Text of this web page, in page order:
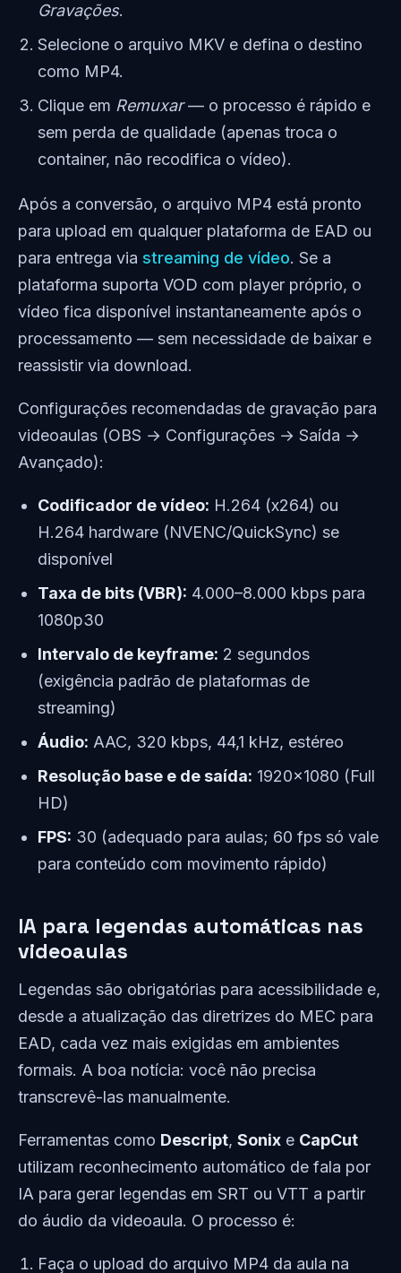
Gravações.
Selecione o arquivo MKV e defina o destino
como MP4.
Clique em Remuxar— o processo é rápido e
sem perda de qualidade (apenas troca o
container, não recodifica o vídeo).
Após a conversão, o arquivo MP4 está pronto
para upload em qualquer plataforma de EAD ou
para entrega via streaming de vídeo. Se a
plataforma suporta VOD com player próprio, o
vídeo fica disponível instantaneamente após o
processamento — sem necessidade de baixar e
reassistir via download.
Configurações recomendadas de gravação para
videoaulas (OBS → Configurações → Saída →
Avançado):
Codificador de vídeo: H.264 (x264) ou
H.264 hardware (NVENC/QuickSync) se
disponível
Taxa de bits (VBR): 4.000–8.000 kbps para
1080p30
Intervalo de keyframe: 2 segundos
(exigência padrão de plataformas de
streaming)
Áudio: AAC, 320 kbps, 44,1 kHz, estéreo
Resolução base e de saída: 1920×1080 (Full
HD)
FPS: 30 (adequado para aulas; 60 fps só vale
para conteúdo com movimento rápido)
IA para legendas automáticas nas
videoaulas
Legendas são obrigatórias para acessibilidade e,
desde a atualização das diretrizes do MEC para
EAD, cada vez mais exigidas em ambientes
formais. A boa notícia: você não precisa
transcrevê-las manualmente.
Ferramentas como Descript, Sonix e CapCut
utilizam reconhecimento automático de fala por
IA para gerar legendas em SRT ou VTT a partir
do áudio da videoaula. O processo é:
Faça o upload do arquivo MP4 da aula na